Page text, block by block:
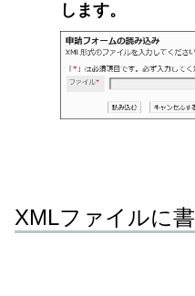
します。
XMLファイルに